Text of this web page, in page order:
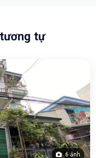
tự
6 ảnh